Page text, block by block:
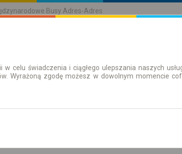
Busy Adres-Adres
Bilety okresowe
celu świadczenia i ciągłego ulepszania naszych
Wyrażoną zgodę możesz w dowolnym momencie